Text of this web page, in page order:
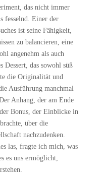
das nicht immer
fesselnd. Einer der
ist seine Fähigkeit,
zu balancieren, eine
angenehm als auch
Dessert, das sowohl süß
die Originalität und
Ausführung manchmal
Anhang, der am Ende
Bonus, der Einblicke in
über die
nachzudenken.
las, fragte ich mich, was
es uns ermöglicht,